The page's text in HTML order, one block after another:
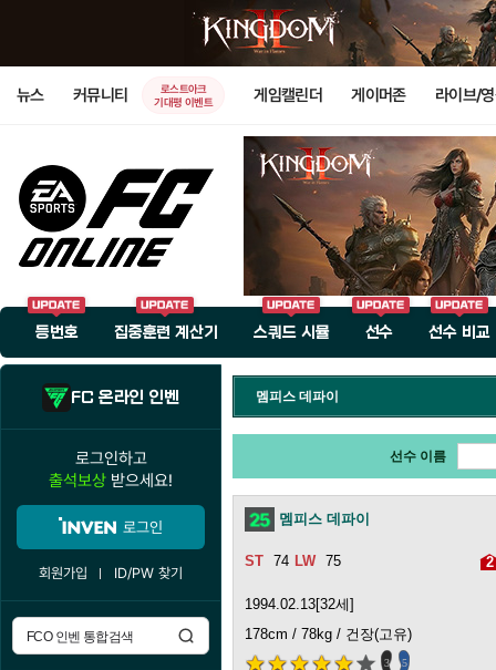
뉴스 커뮤니티
로스트아크
기대평 이벤트
게임캘린더 게이머존 라이브/
등번호 집중훈련 계산기 스쿼드 시뮬 선수 선수 비교
FC 온라인 인벤
로그인하고
출석보상 받으세요!
로그인
회원가입 ID/PW 찾기
멤피스 데파이
선수 이름
멤피스 데파이
74 75 2
1994.02.13[32세]
178cm / 78kg / 건장(고유)
3 5